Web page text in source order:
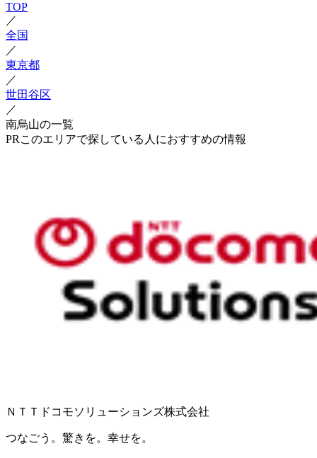
TOP
／
全国
／
東京都
／
世田谷区
／
南烏山の一覧
PR このエリアで探している人におすすめの情報
ＮＴＴドコモソリューションズ株式会社
つなごう。驚きを。幸せを。